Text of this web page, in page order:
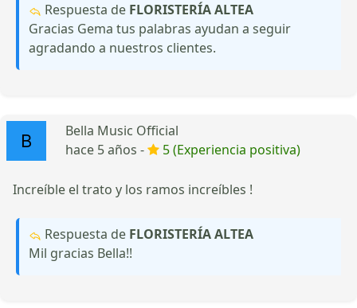
Respuesta de FLORISTERÍA ALTEA
Gracias Gema tus palabras ayudan a seguir
agradando a nuestros clientes.
Bella Music Official
hace 5 años -
5 (Experiencia positiva)
Increíble el trato y los ramos increíbles !
Respuesta de FLORISTERÍA ALTEA
Mil gracias Bella!!